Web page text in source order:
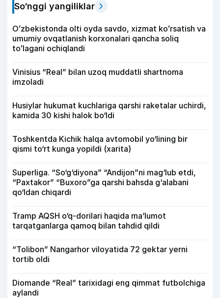
So‘nggi yangiliklar
Oʻzbekistonda olti oyda savdo, xizmat koʻrsatish va
umumiy ovqatlanish korxonalari qancha soliq
toʻlagani ochiqlandi
Vinisius “Real” bilan uzoq muddatli shartnoma
imzoladi
Husiylar hukumat kuchlariga qarshi raketalar uchirdi,
kamida 30 kishi halok bo‘ldi
Toshkentda Kichik halqa avtomobil yo‘lining bir
qismi to‘rt kunga yopildi (xarita)
Superliga. “So‘g‘diyona” “Andijon”ni mag‘lub etdi,
“Paxtakor” “Buxoro”ga qarshi bahsda g‘alabani
qo‘ldan chiqardi
Tramp AQSH o‘q-dorilari haqida ma’lumot
tarqatganlarga qamoq bilan tahdid qildi
“Tolibon” Nangarhor viloyatida 72 gektar yerni
tortib oldi
Diomande “Real” tarixidagi eng qimmat futbolchiga
aylandi